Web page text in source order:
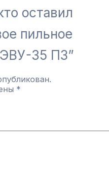
оставил
пильное
35 ПЗ”
*